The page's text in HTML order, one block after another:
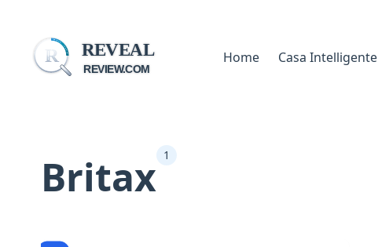
R REVEAL
REVIEW.COM
Home Casa Intelligente
Britax 1